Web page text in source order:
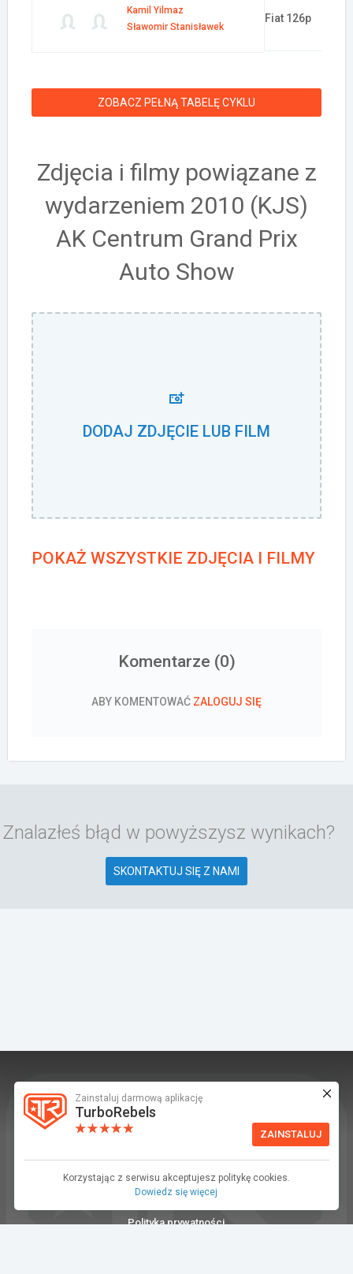
Zainstaluj darmową aplikację
TurboRebels
ZAINSTALUJ
Korzystając z serwisu akceptujesz politykę cookies.
Dowiedz się więcej
Kamil Yilmaz
Sławomir Stanisławek
Fiat 126p
ZOBACZ PEŁNĄ TABELĘ CYKLU
Zdjęcia i filmy powiązane z
wydarzeniem 2010 (KJS)
AK Centrum Grand Prix
Auto Show
DODAJ ZDJĘCIE LUB FILM
POKAŻ WSZYSTKIE ZDJĘCIA I FILMY
Komentarze (0)
ABY KOMENTOWAĆ ZALOGUJ SIĘ
Znalazłeś błąd w powyższysz wynikach?
SKONTAKTUJ SIĘ Z NAMI
TurboRebels to platforma społecznościowa i
aplikacja mobilna dla fanów motoryzacji.
Regulamin
Polityka prywatności